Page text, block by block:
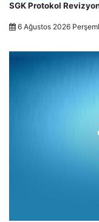
SGK Protokol
6 Ağustos 2026